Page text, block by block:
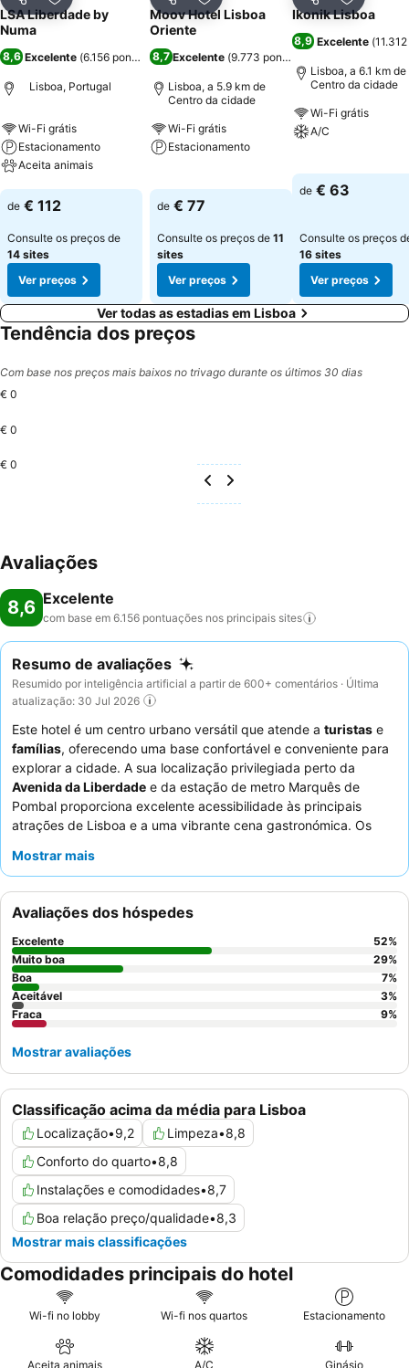
PartilharAdicionar aos favoritos
LSA Liberdade by
Numa
8,6 Excelente (6.156 pontuações)
Lisboa, Portugal
Wi-Fi grátis
Estacionamento
Aceita animais
Ver preços
de € 112
Consulte os preços de
14 sites
Ver preços
PartilharAdicionar aos favoritos
Moov Hotel Lisboa
Oriente
8,7 Excelente (9.773 pontuações
Lisboa, a 5.9 km de
Centro da cidade
Wi-Fi grátis
Estacionamento
de € 77
Consulte os preços de 11
sites
Ver preços
Partilhar
Ikonik Lisboa
8,9 Excelente (
Lisboa, a 6.1 km de
Centro da cidade
Wi-Fi grátis
A/C
de € 63
Consulte os preços
16 sites
Ver preços
Ver todas as estadias em Lisboa
Tendência dos preços
Com base nos preços mais baixos no trivago durante os últimos 30 dias
€ 0
€ 0
€ 0
Avaliações
8,6 Excelente
com base em 6.156 pontuações nos principais sites
Resumo de avaliações
Resumido por inteligência artificial a partir de 600+ comentários · Última
atualização: 30 Jul 2026
Este hotel é um centro urbano versátil que atende a turistas e
famílias, oferecendo uma base confortável e conveniente para
explorar a cidade. A sua localização privilegiada perto da
Avenida da Liberdade e da estação de metro Marquês de
Pombal proporciona excelente acessibilidade às principais
atrações de Lisboa e a uma vibrante cena gastronómica. Os
máquina de lavar loiça
consistentemente a
equipa de limpeza atenciosa
opções de refeições disponíveis na área circundante. Para uma
estadia mais tranquila, os hóspedes devem considerar solicitar
um quarto virado para o jardim.
Mostrar mais
Classificação acima da média para Lisboa
Localização•9,2 Limpeza•8,8
Conforto do quarto•8,8
Instalações e comodidades•8,7
Boa relação preço/qualidade•8,3
Mostrar mais classificações
Avaliações dos hóspedes
Excelente 52%
Muito boa
29%
Boa
7%
Aceitável
3%
Fraca
9%
Mostrar avaliações
Comodidades principais do hotel
Wi-fi no lobby Wi-fi nos quartos Estacionamento
Aceita animais A/C Ginásio